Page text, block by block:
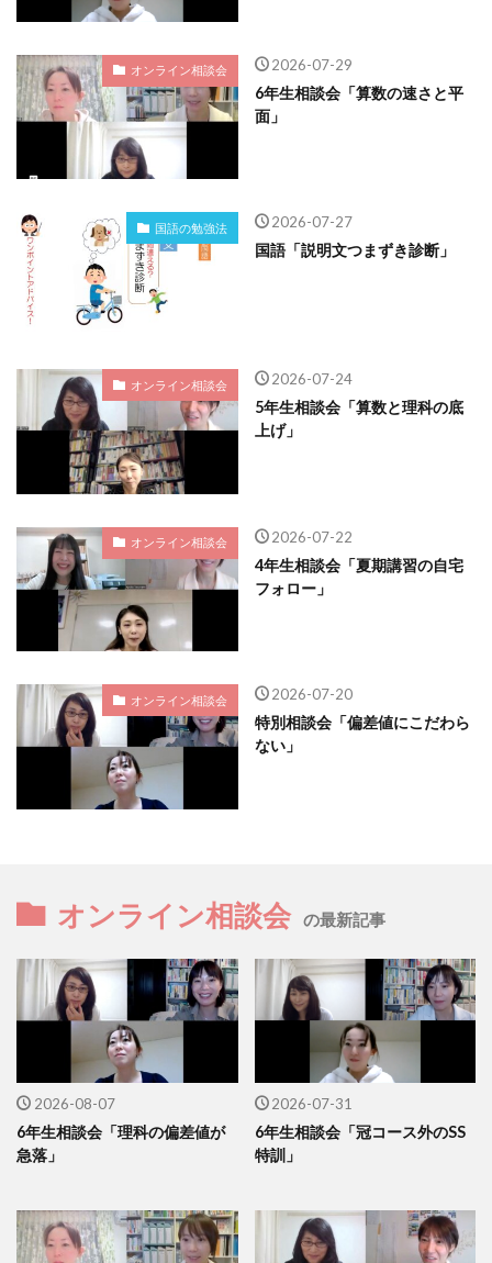
オンライン相談会 2026-07-29
6年生相談会「算数の速さと平
面」
国語の勉強法 2026-07-27
国語「説明文つまずき診断」
オンライン相談会 2026-07-24
5年生相談会「算数と理科の底
上げ」
オンライン相談会 2026-07-22
4年生相談会「夏期講習の自宅
フォロー」
オンライン相談会 2026-07-20
特別相談会「偏差値にこだわら
ない」
オンライン相談会 の最新記事
2026-08-07
6年生相談会「理科の偏差値が
急落」
2026-07-31
6年生相談会「冠コース外のSS
特訓」